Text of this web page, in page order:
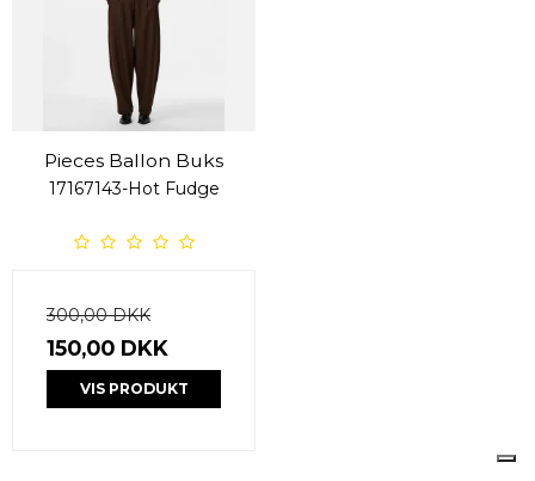
Pieces Ballon Buks
17167143-Hot Fudge
300,00 DKK
150,00 DKK
VIS PRODUKT